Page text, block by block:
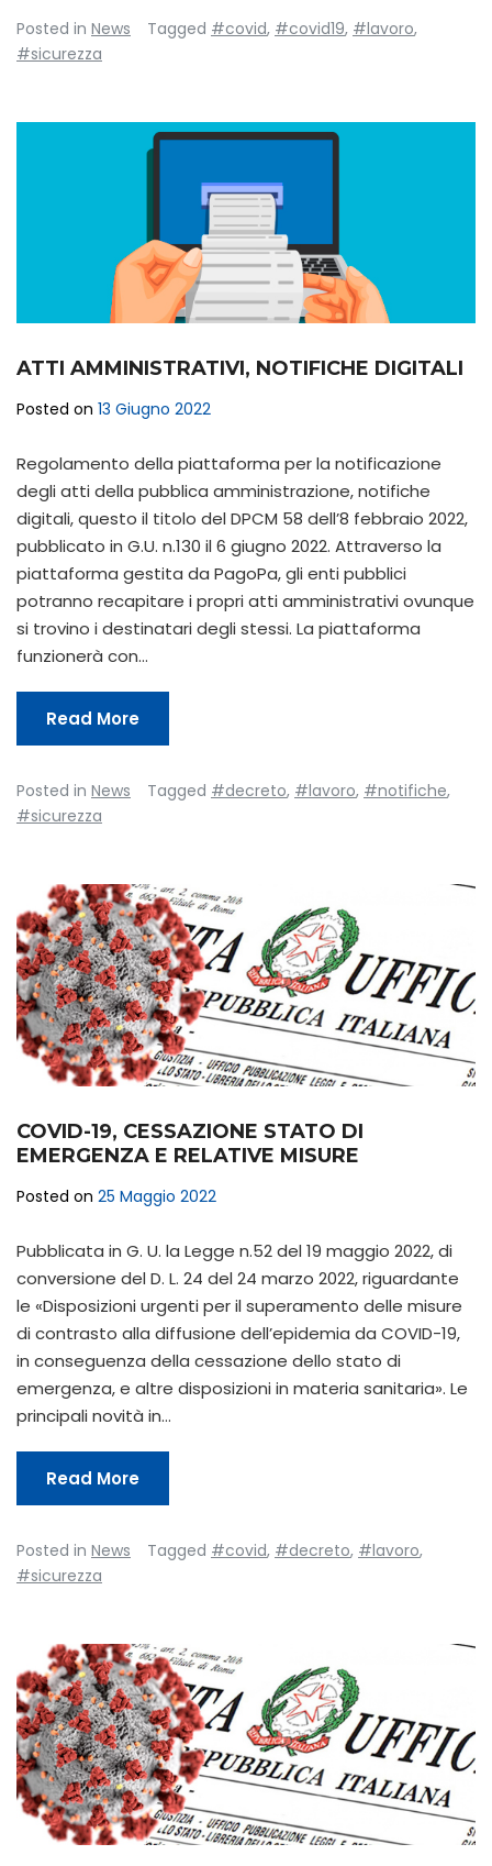
Posted in News Tagged #covid, #covid19, #lavoro,
#sicurezza
ATTI AMMINISTRATIVI, NOTIFICHE DIGITALI
Posted on 13 Giugno 2022
Regolamento della piattaforma per la notificazione
degli atti della pubblica amministrazione, notifiche
digitali, questo il titolo del DPCM 58 dell’8 febbraio 2022,
pubblicato in G.U. n.130 il 6 giugno 2022. Attraverso la
piattaforma gestita da PagoPa, gli enti pubblici
potranno recapitare i propri atti amministrativi ovunque
si trovino i destinatari degli stessi. La piattaforma
funzionerà con…
Read More
Posted in News Tagged #decreto, #lavoro, #notifiche,
#sicurezza
COVID-19, CESSAZIONE STATO DI
EMERGENZA E RELATIVE MISURE
Posted on 25 Maggio 2022
Pubblicata in G. U. la Legge n.52 del 19 maggio 2022, di
conversione del D. L. 24 del 24 marzo 2022, riguardante
le «Disposizioni urgenti per il superamento delle misure
di contrasto alla diffusione dell’epidemia da COVID-19,
in conseguenza della cessazione dello stato di
emergenza, e altre disposizioni in materia sanitaria». Le
principali novità in…
Read More
Posted in News Tagged #covid, #decreto, #lavoro,
#sicurezza